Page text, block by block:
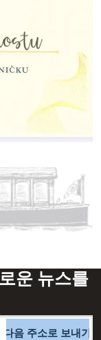
운 뉴스를
다음 주소로 보내기